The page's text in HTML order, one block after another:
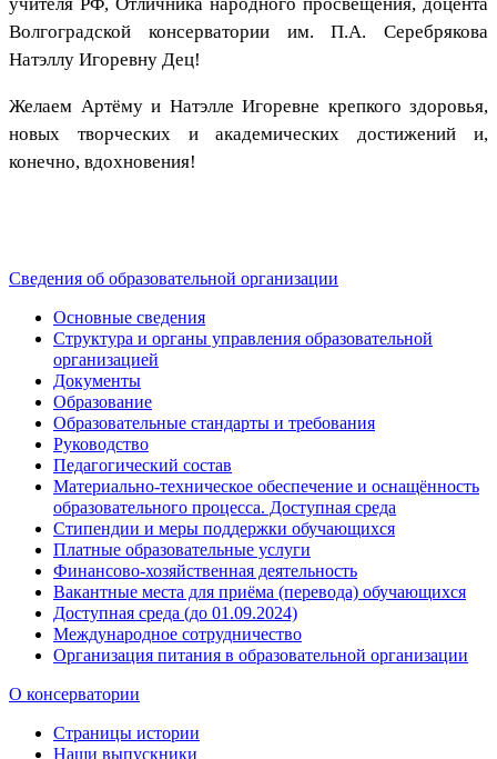
Волгоградской консерватории им. П.А. Серебрякова
Натэллу Игоревну Дец!
Желаем Артёму и Натэлле Игоревне крепкого здоровья,
новых творческих и академических достижений и,
конечно, вдохновения!
Сведения об образовательной организации
Основные сведения
Структура и органы управления образовательной
организацией
Документы
Образование
Образовательные стандарты и требования
Руководство
Педагогический состав
Материально-техническое обеспечение и оснащённость
образовательного процесса. Доступная среда
Стипендии и меры поддержки обучающихся
Платные образовательные услуги
Финансово-хозяйственная деятельность
Вакантные места для приёма (перевода) обучающихся
Доступная среда (до 01.09.2024)
Международное сотрудничество
Организация питания в образовательной организации
О консерватории
Страницы истории
Наши выпускники